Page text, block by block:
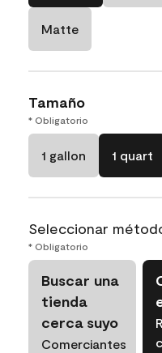
Matte
Tamaño
* Obligatorio
1 gallon 1 quart
Seleccionar
* Obligatorio
Buscar una
tienda
cerca suyo
Comerciantes